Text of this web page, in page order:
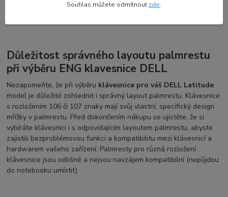
straně notebooku, nebo při zapnutí notebooku po stisknutí
Důležitost správného layoutu palmrestu
při výběru ENG klavesnice DELL
Nezapomeňte, že při výběru klávesnice pro váš DELL Latitude
model je důležité zohlednit i správný layout palmrestu. Klávesnice
s rozložením 106 či 107 znaky mají svůj vlastní, specifický design
mřížky v palmrestu. Před dokončením nákupu se ujistěte, že si
vybíráte klávesnici i s odpovídajícím layoutem palmrestu, abyste
zajistili bezproblémovou funkci a kompatibilitu mezi klávesnicí a
hardwarem vašeho zařízení. Palmresty pro různá rozložení
klávesnice jsou odlišné a nejsou navzájem kompatibilní (nepůjdou
do notebooku umístit).
Souhlas můžete odmítnout zde.